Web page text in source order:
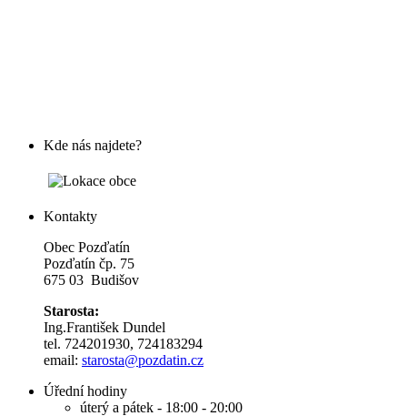
Kde nás najdete?
Kontakty
Obec Pozďatín
Pozďatín čp. 75
675 03 Budišov
Starosta:
Ing.František Dundel
tel. 724201930, 724183294
email: starosta@pozdatin.cz
Úřední hodiny
úterý a pátek - 18:00 - 20:00